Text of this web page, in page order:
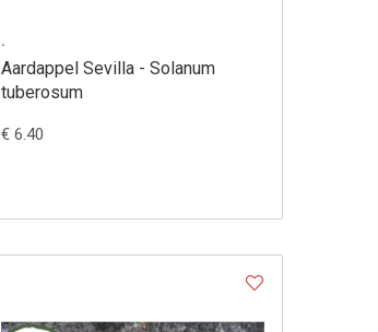
.
Aardappel Sevilla - Solanum
tuberosum
€ 6.40